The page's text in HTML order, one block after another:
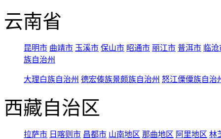
云南省
昆明市 曲靖市 玉溪市 保山市 昭通市 丽江市 普洱市 临
族自治州
大理白族自治州 德宏傣族景颇族自治州 怒江傈僳族自治
西藏自治区
拉萨市 日喀则市 昌都市 山南地区 那曲地区 阿里地区 林